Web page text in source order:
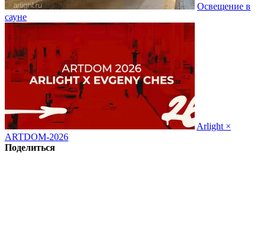
Освещение в
сауне
Arlight ×
ARTDOM-2026
Поделиться